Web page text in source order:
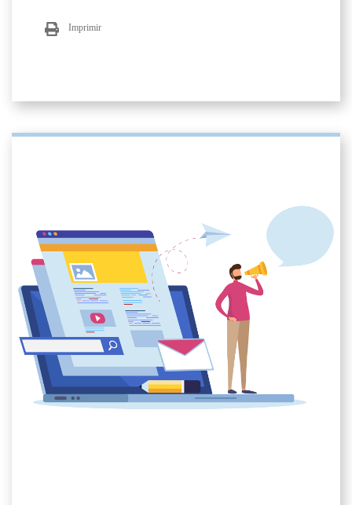
Imprimir